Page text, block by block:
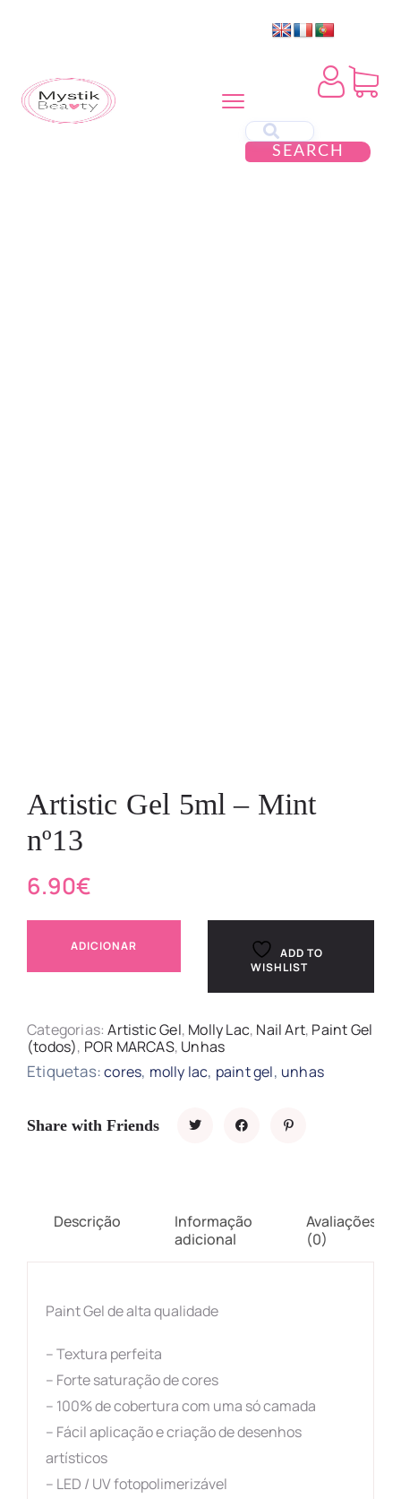
SEARCH
Artistic Gel 5ml – Mint
nº13
6.90€
ADICIONAR
ADD TO
WISHLIST
Categorias:Artistic Gel, Molly Lac, Nail Art, Paint Gel
(todos), POR MARCAS, Unhas
Etiquetas:cores, molly lac, paint gel, unhas
Share with Friends
Descrição
Informação
adicional
Avaliações
(0)
Paint Gel de alta qualidade
– Textura perfeita
– Forte saturação de cores
– 100% de cobertura com uma só camada
– Fácil aplicação e criação de desenhos
artísticos
– LED / UV fotopolimerizável